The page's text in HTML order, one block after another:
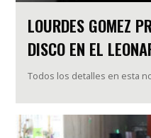
LOURDES GOMEZ
DISCO EN EL
Todos los detalles en esta